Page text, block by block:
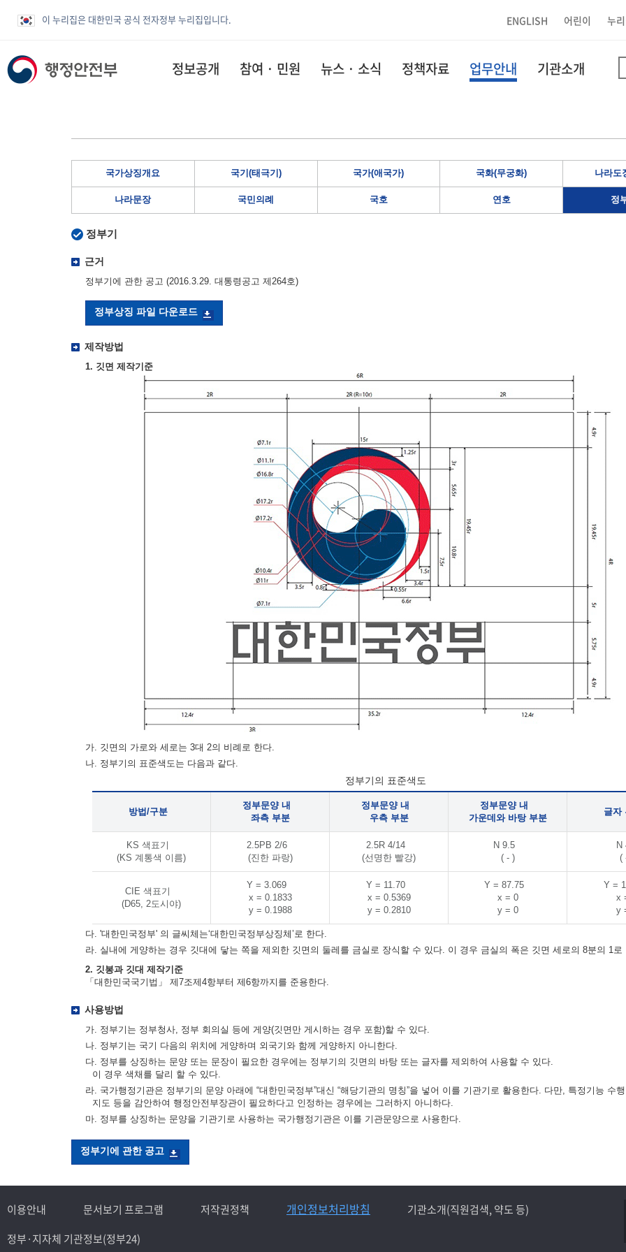
이 누리집은 대한민국 공식 전자정부 누리집입니다. ENGLISH 어린이 누
정보공개 참여 · 민원 뉴스 · 소식 정책자료 업무안내 기관소개
국가상징개요 국기(태극기) 국가(애국가) 국화(무궁화) 나라도
나라문장 국민의례 국호 연호 정
정부기
근거
정부기에 관한 공고 (2016.3.29. 대통령공고 제264호)
정부상징 파일 다운로드
제작방법
1. 깃면 제작기준
가. 깃면의 가로와 세로는 3대 2의 비례로 한다.
나. 정부기의 표준색도는 다음과 같다.
정부기의 표준색도
방법/구분
정부문양 내
좌측 부분
정부문양 내
우측 부분
정부문양 내
가운데와 바탕 부분
글자
KS 색표기
(KS 계통색 이름)
2.5PB 2/6
(진한 파랑)
2.5R 4/14
(선명한 빨강)
N 9.5
( - )
N
(
CIE 색표기
(D65, 2도시야)
Y = 3.069
x = 0.1833
y = 0.1988
Y = 11.70
x = 0.5369
y = 0.2810
Y = 87.75
x = 0
y = 0
Y =
x
y
다. '대한민국정부' 의 글씨체는‘대한민국정부상징체’로 한다.
라. 실내에 게양하는 경우 깃대에 닿는 쪽을 제외한 깃면의 둘레를 금실로 장식할 수 있다. 이 경우 금실의 폭은 깃면 세로의 8분의 1로
2. 깃봉과 깃대 제작기준
「대한민국국기법」 제7조제4항부터 제6항까지를 준용한다.
사용방법
가. 정부기는 정부청사, 정부 회의실 등에 게양(깃면만 게시하는 경우 포함)할 수 있다.
나. 정부기는 국기 다음의 위치에 게양하며 외국기와 함께 게양하지 아니한다.
다. 정부를 상징하는 문양 또는 문장이 필요한 경우에는 정부기의 깃면의 바탕 또는 글자를 제외하여 사용할 수 있다.
이 경우 색채를 달리 할 수 있다.
라. 국가행정기관은 정부기의 문양 아래에 “대한민국정부”대신 “해당기관의 명칭”을 넣어 이를 기관기로 활용한다. 다만, 특정기능 수
지도 등을 감안하여 행정안전부장관이 필요하다고 인정하는 경우에는 그러하지 아니하다.
마. 정부를 상징하는 문양을 기관기로 사용하는 국가행정기관은 이를 기관문양으로 사용한다.
정부기에 관한 공고
이용안내 문서보기 프로그램 저작권정책 개인정보처리방침
기관소개(직원검색, 약도 등)
정부·지자체 기관정보(정부24)